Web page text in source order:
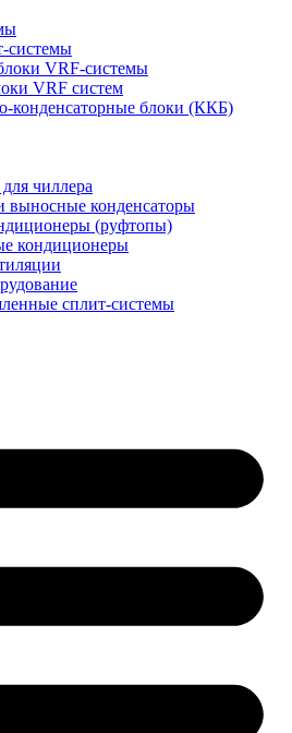
системы
VRF-cистемы
VRF cистем
конденсаторные блоки (ККБ)
чиллера
выносные конденсаторы
(руфтопы)
кондиционеры
сплит-системы